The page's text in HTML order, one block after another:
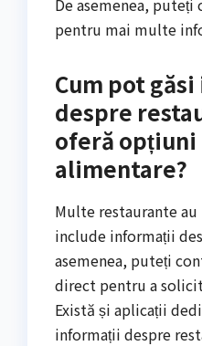
pentru mai multe
Cum pot
despre
oferă
alimentare?
Multe restaurante
include informații
asemenea, puteți
direct pentru a
Există și aplicații
informații despre